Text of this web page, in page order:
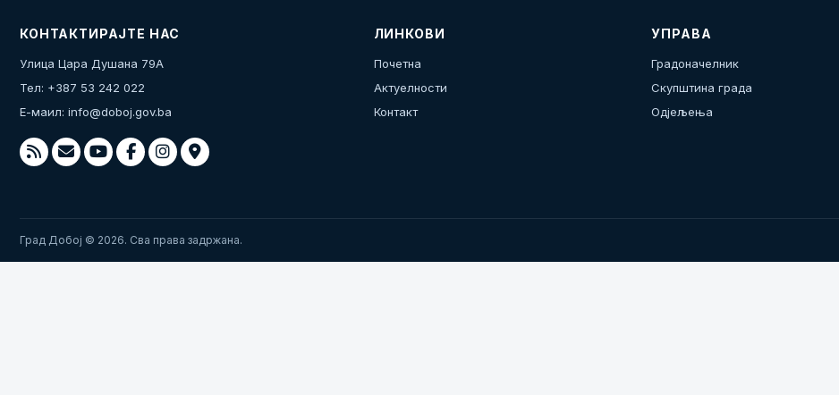
КОНТАКТИРАЈТЕ НАС
Улица Цара Душана 79А
Тел: +387 53 242 022
Е-маил: info@doboj.gov.ba
ЛИНКОВИ
Почетна
Актуелности
Контакт
УПРАВА
Градоначелник
Скупштина града
Одјељења
Град Добој © 2026. Сва права задржана.